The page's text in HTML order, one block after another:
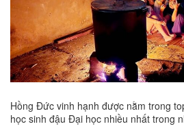
Hồng Đức vinh hạnh được nằm trong
học sinh đậu Đại học nhiều nhất trong